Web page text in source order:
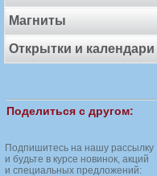
Магниты
Открытки и календари
Поделиться с другом:
Подпишитесь на нашу рассылку
и будьте в курсе новинок, акций
и специальных предложений: